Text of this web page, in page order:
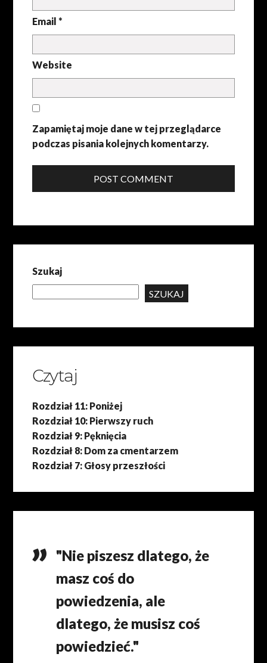
Email *
Website
Zapamiętaj moje dane w tej przeglądarce
podczas pisania kolejnych komentarzy.
POST COMMENT
Szukaj
SZUKAJ
Czytaj
Rozdział 11: Poniżej
Rozdział 10: Pierwszy ruch
Rozdział 9: Pęknięcia
Rozdział 8: Dom za cmentarzem
Rozdział 7: Głosy przeszłości
"Nie piszesz dlatego, że
masz coś do
powiedzenia, ale
dlatego, że musisz coś
powiedzieć."